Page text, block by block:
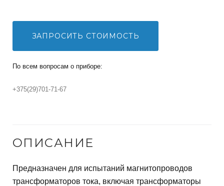
В
О
О
В
ЗАПРОСИТЬ СТОИМОСТЬ
По всем вопросам о приборе:
+375(29)701-71-67
ОПИСАНИЕ
Предназначен для испытаний магнитопроводов
трансформаторов тока, включая трансформаторы